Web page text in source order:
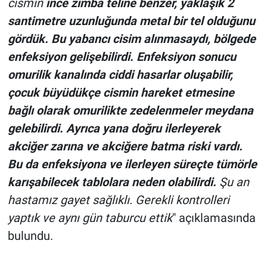
cismin ince zımba teline benzer, yaklaşık 2
santimetre uzunluğunda metal bir tel olduğunu
gördük. Bu yabancı cisim alınmasaydı, bölgede
enfeksiyon gelişebilirdi. Enfeksiyon sonucu
omurilik kanalında ciddi hasarlar oluşabilir,
çocuk büyüdükçe cismin hareket etmesine
bağlı olarak omurilikte zedelenmeler meydana
gelebilirdi. Ayrıca yana doğru ilerleyerek
akciğer zarına ve akciğere batma riski vardı.
Bu da enfeksiyona ve ilerleyen süreçte tümörle
karışabilecek tablolara neden olabilirdi. Şu an
hastamız gayet sağlıklı. Gerekli kontrolleri
yaptık ve aynı gün taburcu ettik" açıklamasında
bulundu.